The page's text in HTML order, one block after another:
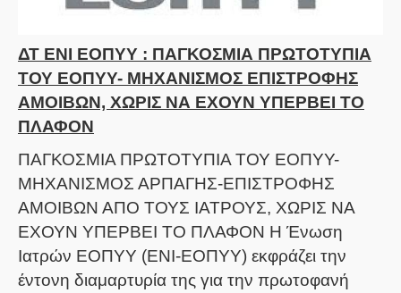
ΔΤ ΕΝΙ ΕΟΠΥΥ : ΠΑΓΚΟΣΜΙΑ ΠΡΩΤΟΤΥΠΙΑ
ΤΟΥ ΕΟΠΥΥ- ΜΗΧΑΝΙΣΜΟΣ ΕΠΙΣΤΡΟΦΗΣ
ΑΜΟΙΒΩΝ, ΧΩΡΙΣ ΝΑ ΕΧΟΥΝ ΥΠΕΡΒΕΙ ΤΟ
ΠΛΑΦΟΝ
ΠΑΓΚΟΣΜΙΑ ΠΡΩΤΟΤΥΠΙΑ ΤΟΥ ΕΟΠΥΥ-
ΜΗΧΑΝΙΣΜΟΣ ΑΡΠΑΓΗΣ-ΕΠΙΣΤΡΟΦΗΣ
ΑΜΟΙΒΩΝ ΑΠΟ ΤΟΥΣ ΙΑΤΡΟΥΣ, ΧΩΡΙΣ ΝΑ
ΕΧΟΥΝ ΥΠΕΡΒΕΙ ΤΟ ΠΛΑΦΟΝ Η Ένωση
Ιατρών ΕΟΠΥΥ (ΕΝΙ-ΕΟΠΥΥ) εκφράζει την
έντονη διαμαρτυρία της για την πρωτοφανή